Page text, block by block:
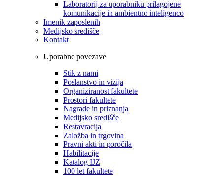
Laboratorij za uporabniku prilagojene
komunikacije in ambientno inteligenco
Imenik zaposlenih
Medijsko središče
Kontakt
Uporabne povezave
Stik z nami
Poslanstvo in vizija
Organiziranost fakultete
Prostori fakultete
Nagrade in priznanja
Medijsko središče
Restavracija
Založba in trgovina
Pravni akti in poročila
Habilitacije
Katalog IJZ
100 let fakultete